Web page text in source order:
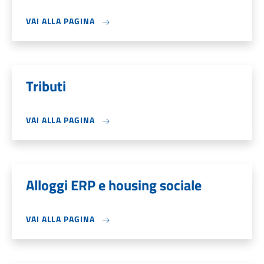
VAI ALLA PAGINA
Tributi
VAI ALLA PAGINA
Alloggi ERP e housing sociale
VAI ALLA PAGINA